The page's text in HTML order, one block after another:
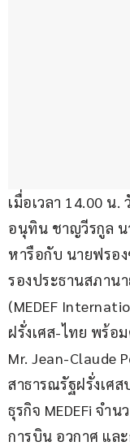
เมื่อเวลา 14.00 น
อนุทิน ชาญวีรกูล น
หารือกับ นายฟรอง
รองประธานสภานา
(MEDEF
ฝรั่งเศส-ไทย พร้อ
Mr. Jean-Claude
สาธารณรัฐฝรั่งเศ
ธุรกิจ MEDEFi จำ
การบิน อวกาศ แล